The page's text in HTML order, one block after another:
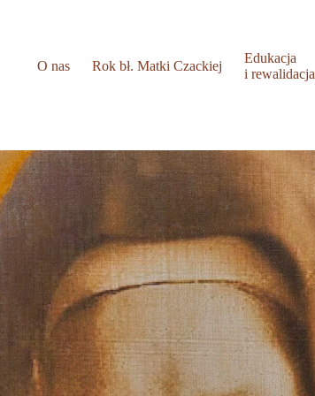
O nas Rok bł. Matki Czackiej
Edukacja
i rewalidacja